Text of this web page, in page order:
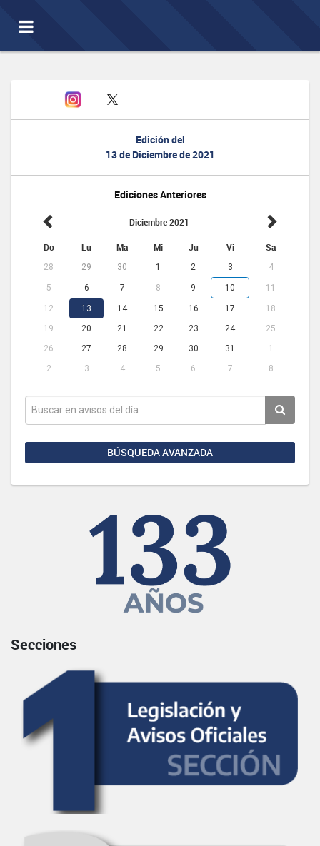
Toggle
navigation
Edición del
13 de Diciembre de 2021
Ediciones Anteriores
Diciembre 2021
Do Lu Ma Mi Ju Vi Sa
28 29 30 1 2 3 4
5 6 7 8 9 10 11
12 13 14 15 16 17
18
19
20 21 22 23 24
25
26
27 28 29 30 31
1
2
3 4 5 6 7 8
BÚSQUEDA AVANZADA
Secciones